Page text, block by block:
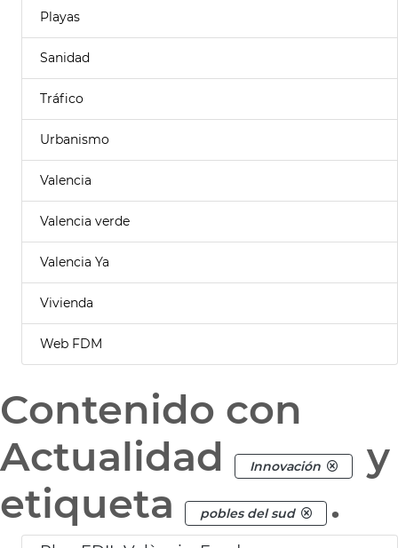
Playas
Sanidad
Tráfico
Urbanismo
Valencia
Valencia verde
Valencia Ya
Vivienda
Web FDM
Contenido con
Actualidad
Innovación
y
etiqueta
pobles del sud .